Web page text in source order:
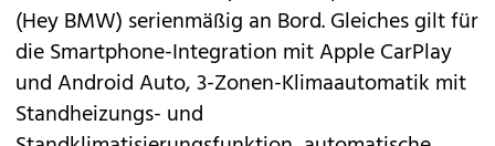
(Hey BMW) serienmäßig an Bord. Gleiches gilt für
die Smartphone-Integration mit Apple CarPlay
und Android Auto, 3-Zonen-Klimaautomatik mit
Standheizungs- und